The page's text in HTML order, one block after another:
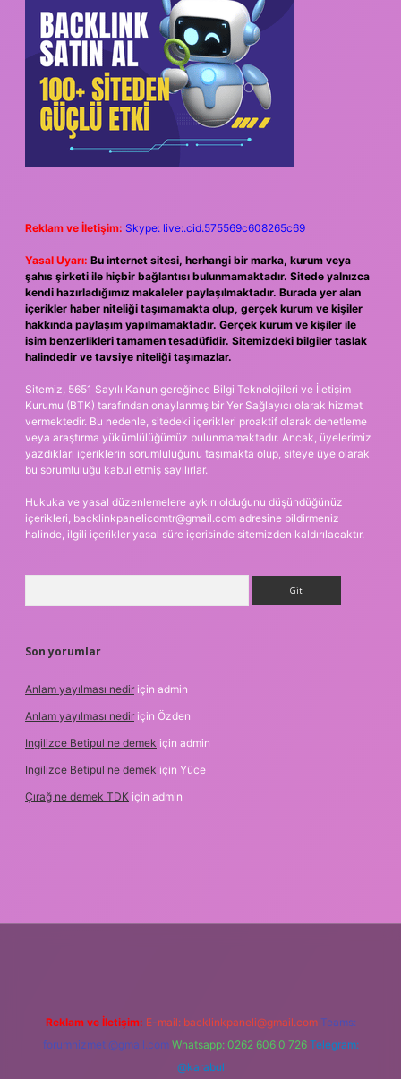
Reklam ve İletişim: Skype: live:.cid.575569c608265c69
Yasal Uyarı: Bu internet sitesi, herhangi bir marka, kurum veya
şahıs şirketi ile hiçbir bağlantısı bulunmamaktadır. Sitede yalnızca
kendi hazırladığımız makaleler paylaşılmaktadır. Burada yer alan
içerikler haber niteliği taşımamakta olup, gerçek kurum ve kişiler
hakkında paylaşım yapılmamaktadır. Gerçek kurum ve kişiler ile
isim benzerlikleri tamamen tesadüfidir. Sitemizdeki bilgiler taslak
halindedir ve tavsiye niteliği taşımazlar.
Sitemiz, 5651 Sayılı Kanun gereğince Bilgi Teknolojileri ve İletişim
Kurumu (BTK) tarafından onaylanmış bir Yer Sağlayıcı olarak hizmet
vermektedir. Bu nedenle, sitedeki içerikleri proaktif olarak denetleme
veya araştırma yükümlülüğümüz bulunmamaktadır. Ancak, üyelerimiz
yazdıkları içeriklerin sorumluluğunu taşımakta olup, siteye üye olarak
bu sorumluluğu kabul etmiş sayılırlar.
Hukuka ve yasal düzenlemelere aykırı olduğunu düşündüğünüz
içerikleri, backlinkpanelicomtr@gmail.com adresine bildirmeniz
halinde, ilgili içerikler yasal süre içerisinde sitemizden kaldırılacaktır.
Son yorumlar
Anlam yayılması nedir için admin
Anlam yayılması nedir için Özden
Ingilizce Betipul ne demek için admin
Ingilizce Betipul ne demek için Yüce
Çırağ ne demek TDK için admin
Reklam ve İletişim: E-mail: backlinkpaneli@gmail.com Teams:
forumhizmeti@gmail.com Whatsapp: 0262 606 0 726 Telegram:
@karabul